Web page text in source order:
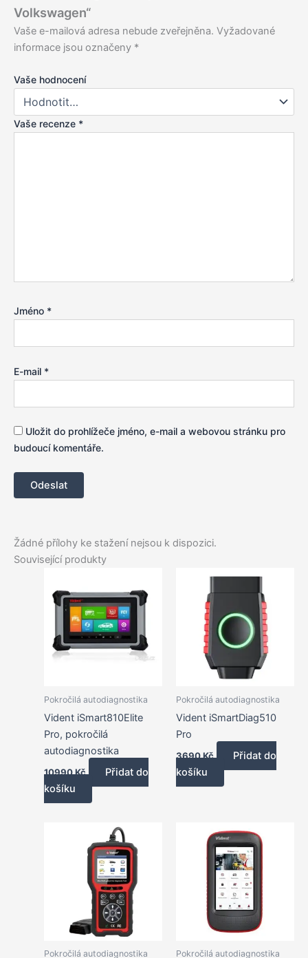
Volkswagen“
Vaše e-mailová adresa nebude zveřejněna. Vyžadované
informace jsou označeny *
Vaše hodnocení
Vaše recenze *
Jméno *
E-mail *
Uložit do prohlížeče jméno, e-mail a webovou stránku pro
budoucí komentáře.
Žádné přílohy ke stažení nejsou k dispozici.
Související produkty
Pokročilá autodiagnostika
Vident iSmart810Elite
Pro, pokročilá
autodiagnostika
10990Kč
Přidat do
košíku
Pokročilá autodiagnostika
Vident iSmartDiag510
Pro
3690Kč
Přidat do
košíku
Pokročilá autodiagnostika Pokročilá autodiagnostika